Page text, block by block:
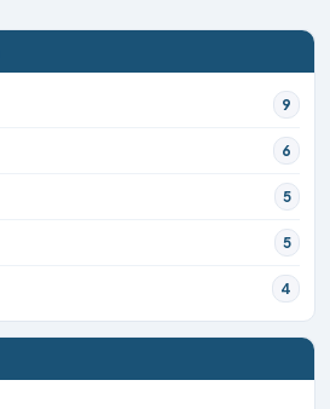
9
6
5
5
4